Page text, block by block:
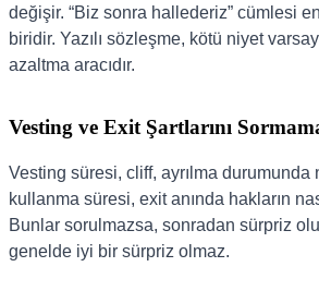
değişir. “Biz sonra hallederiz” cümlesi
biridir. Yazılı sözleşme, kötü niyet
azaltma aracıdır.
Vesting ve Exit Şartlarını
Vesting süresi, cliff, ayrılma durumunda
kullanma süresi, exit anında hakların
Bunlar sorulmazsa, sonradan sürpriz
genelde iyi bir sürpriz olmaz.